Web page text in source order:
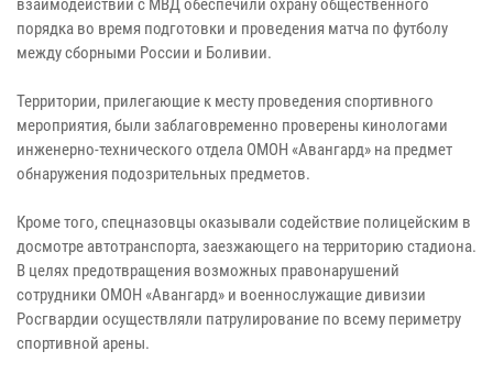
взаимодействии с МВД обеспечили охрану общественного
порядка во время подготовки и проведения матча по футболу
между сборными России и Боливии.
Территории, прилегающие к месту проведения спортивного
мероприятия, были заблаговременно проверены кинологами
инженерно-технического отдела ОМОН «Авангард» на предмет
обнаружения подозрительных предметов.
Кроме того, спецназовцы оказывали содействие полицейским в
досмотре автотранспорта, заезжающего на территорию стадиона.
В целях предотвращения возможных правонарушений
сотрудники ОМОН «Авангард» и военнослужащие дивизии
Росгвардии осуществляли патрулирование по всему периметру
спортивной арены.